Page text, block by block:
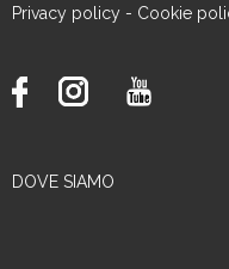
Privacy policy - Cookie
DOVE SIAMO